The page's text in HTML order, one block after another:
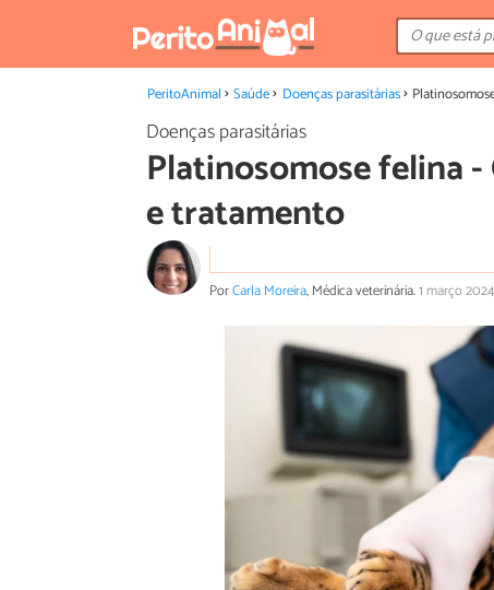
PeritoAnimal Saúde Doenças parasitárias
Doenças parasitárias
Platinosomose felina
e tratamento
PorCarla Moreira, Médica veterinária.1 março 2024